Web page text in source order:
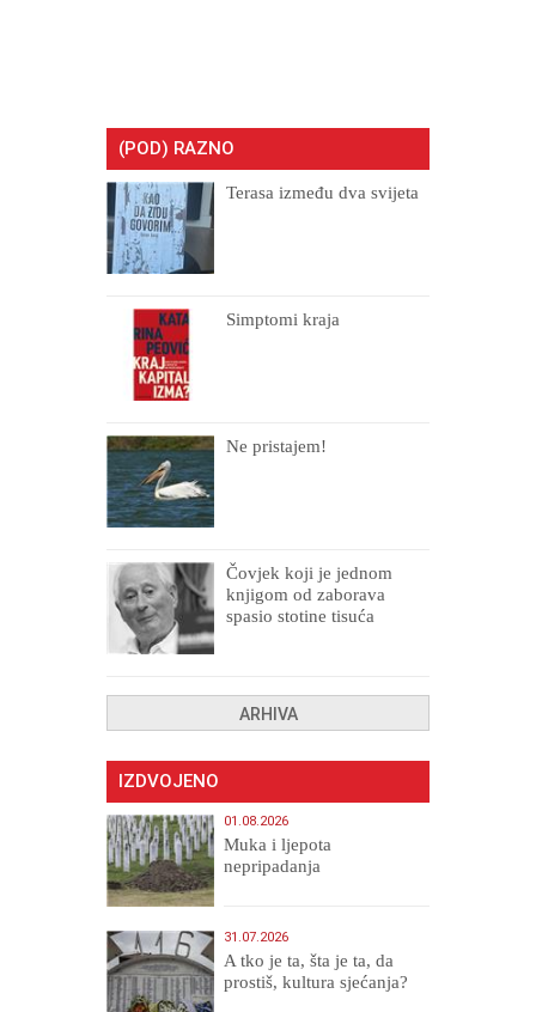
(POD) RAZNO
Terasa između dva svijeta
Simptomi kraja
Ne pristajem!
Čovjek koji je jednom
knjigom od zaborava
spasio stotine tisuća
ARHIVA
IZDVOJENO
01.08.2026
Muka i ljepota
nepripadanja
31.07.2026
A tko je ta, šta je ta, da
prostiš, kultura sjećanja?